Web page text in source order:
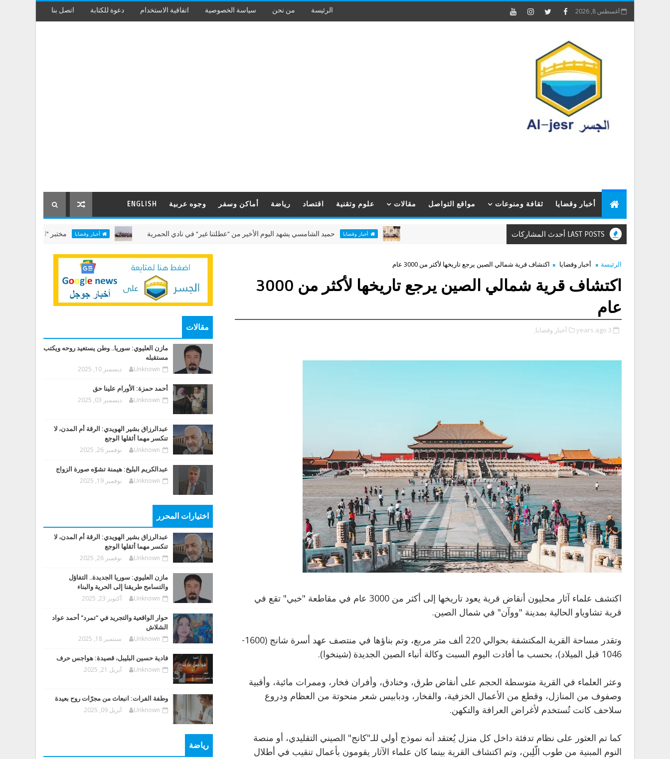
أغسطس 8, 2026 الرئيسة من نحن سياسة الخصوصية اتفاقية الاستخدام دعوة للكتابة اتصل بنا
أخبار وقضايا ثقافة ومنوعات مواقع التواصل مقالات علوم وتقنية اقتصاد رياضة أماكن وسفر وجوه عربية ENGLISH
LAST POSTS أحدث المشاركات أخبار وقضايا حميد الشامسي يشهد اليوم الأخير من "عطلتنا غير" في نادي الحمرية أخبار وقضايا مختبر "الألعاب البحرية" في
الرئيسة أخبار وقضايا اكتشاف قرية شمالي الصين يرجع تاريخها لأكثر من 3000 عام
اكتشاف قرية شمالي الصين يرجع تاريخها لأكثر من 3000
عام
3 years ago أخبار وقضايا,
اكتشف علماء آثار محليون أنقاض قرية يعود تاريخها إلى أكثر من 3000 عام في مقاطعة "خبي" تقع في
قرية تشاوياو الحالية بمدينة "ووآن" في شمال الصين.
وتقدر مساحة القرية المكتشفة بحوالي 220 ألف متر مربع، وتم بناؤها في منتصف عهد أسرة شانج (1600-
1046 قبل الميلاد)، بحسب ما أفادت اليوم السبت وكالة أنباء الصين الجديدة (شينخوا).
وعثر العلماء في القرية متوسطة الحجم على أنقاض طرق، وخنادق، وأفران فخار، وممرات مائية، وأقبية
وصفوف من المنازل، وقطع من الأعمال الخزفية، والفخار، ودبابيس شعر منحوتة من العظام ودروع
سلاحف كانت تُستخدم لأغراض العرافة والتكهن.
كما تم العثور على نظام تدفئة داخل كل منزل يُعتقد أنه نموذج أولي للـ"كانج" الصيني التقليدي، أو منصة
النوم المبنية من طوب الّلِبن، وتم اكتشاف القرية بينما كان علماء الآثار يقومون بأعمال تنقيب في أطلال
مقالات
مازن العليوي: سوريا.. وطن يستعيد روحه ويكتب
مستقبله
Unknown ديسمبر 10, 2025
أحمد حمزة: الأورام علينا حق
Unknown ديسمبر 03, 2025
عبدالرزاق بشير الهويدي: الرقة أم المدن، لا
تنكسر مهما أثقلها الوجع
Unknown نوفمبر 26, 2025
عبدالكريم البليخ: هيمنة تشوّه صورة الزواج
Unknown نوفمبر 19, 2025
اختيارات المحرر
عبدالرزاق بشير الهويدي: الرقة أم المدن، لا
تنكسر مهما أثقلها الوجع
Unknown نوفمبر 26, 2025
مازن العليوي: سوريا الجديدة.. التفاؤل
والتسامح طريقنا إلى الحرية والبناء
Unknown أكتوبر 23, 2025
حوار الواقعية والتجريد في "تمرد" أحمد عواد
الشلاش
Unknown سبتمبر 18, 2025
فادية حسين البليبل، قصيدة: هواجس حرف
Unknown أبريل 21, 2025
وطفة الفرات: انبعاث من مجرّات روح بعيدة
Unknown أبريل 09, 2025
رياضة